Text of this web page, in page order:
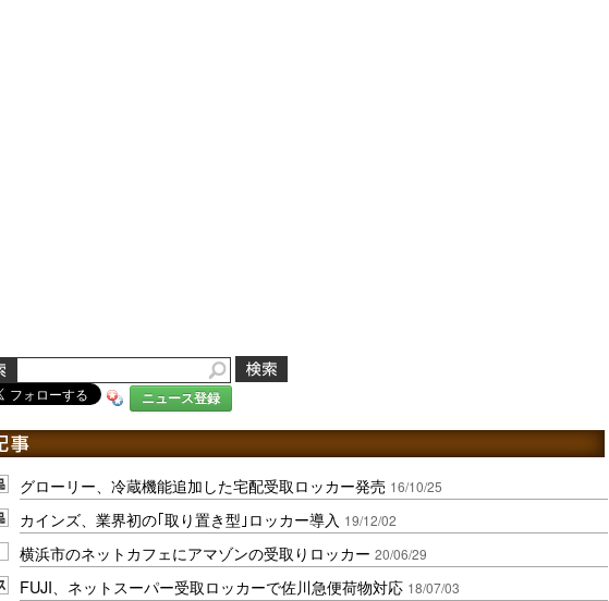
ニュース登録
グローリー、冷蔵機能追加した宅配受取ロッカー発売 16/10/25
カインズ、業界初の｢取り置き型｣ロッカー導入 19/12/02
横浜市のネットカフェにアマゾンの受取りロッカー 20/06/29
FUJI、ネットスーパー受取ロッカーで佐川急便荷物対応 18/07/03